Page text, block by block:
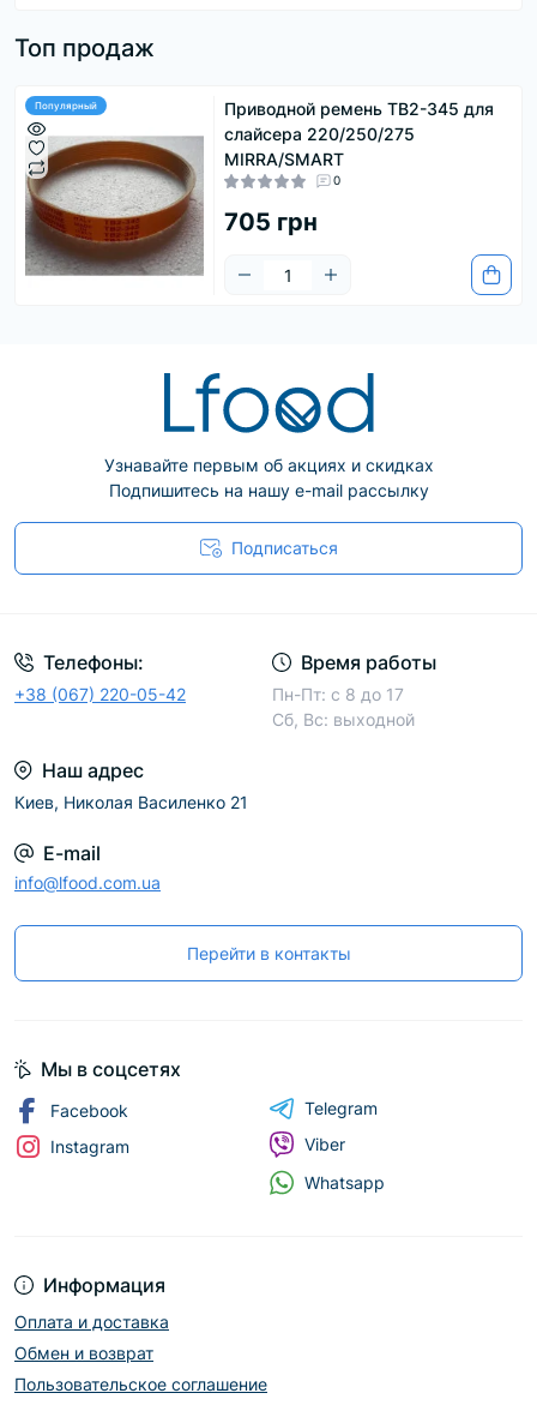
Топ продаж
Популярный
Приводной ремень ТВ2-345 для
слайсера 220/250/275
MIRRA/SMART
0
705 грн
Узнавайте первым об акциях и скидках
Подпишитесь на нашу e-mail рассылку
Подписаться
Телефоны:
+38 (067) 220-05-42
Время работы
Пн-Пт: с 8 до 17
Сб, Вс: выходной
Наш адрес
Киев, Николая Василенко 21
E-mail
info@lfood.com.ua
Перейти в контакты
Информация
Оплата и доставка
Обмен и возврат
Пользовательское соглашение
Мы в соцсетях
Facebook
Instagram
Telegram
Viber
Whatsapp